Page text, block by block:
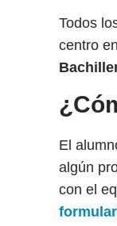
Todos
centro
El
algún
con el